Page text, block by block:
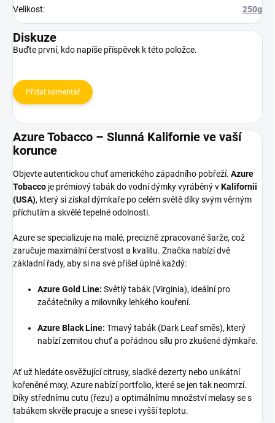
Velikost: 250g
Diskuze
Buďte první, kdo napíše příspěvek k této položce.
Přidat komentář
Azure Tobacco – Slunná Kalifornie ve vaší
korunce
Objevte autentickou chuť amerického západního pobřeží. Azure
Tobacco je prémiový tabák do vodní dýmky vyráběný vKalifornii
(USA), který si získal dýmkaře po celém světě díky svým věrným
příchutím a skvělé tepelné odolnosti.
Azure se specializuje na malé, precizně zpracované šarže, což
zaručuje maximální čerstvost a kvalitu. Značka nabízí dvě
základní řady, aby si na své přišel úplně každý:
Azure Gold Line: Světlý tabák (Virginia), ideální pro
začátečníky a milovníky lehkého kouření.
Azure Black Line: Tmavý tabák (Dark Leaf směs), který
nabízí zemitou chuť a pořádnou sílu pro zkušené dýmkaře.
Ať už hledáte osvěžující citrusy, sladké dezerty nebo unikátní
kořeněné mixy, Azure nabízí portfolio, které se jen tak neomrzí.
Díky střednímu cutu (řezu) a optimálnímu množství melasy se s
tabákem skvěle pracuje a snese i vyšší teplotu.